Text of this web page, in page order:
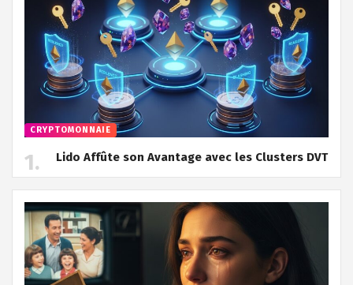
CRYPTOMONNAIE
Lido Affûte son Avantage avec les Clusters DVT